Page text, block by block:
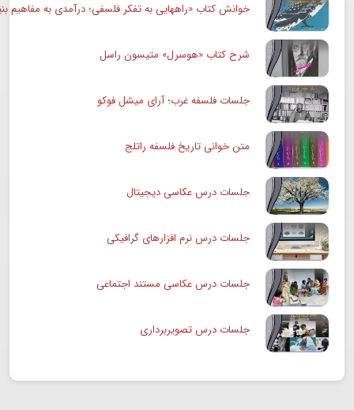
خوانش کتاب «راههایی به تفکر فلسفی؛ درآمدی به مفاهیم
شرح کتاب «هوسرل» متیسون راسل
جلسات فلسفه غرب؛ آرای میشل فوکو
متن خوانی تاریخ فلسفه راتلج
جلسات درس عکاسی دیجیتال
جلسات درس نرم افزارهای گرافیکی
جلسات درس عکاسی مستند اجتماعی
جلسات درس تصویربرداری